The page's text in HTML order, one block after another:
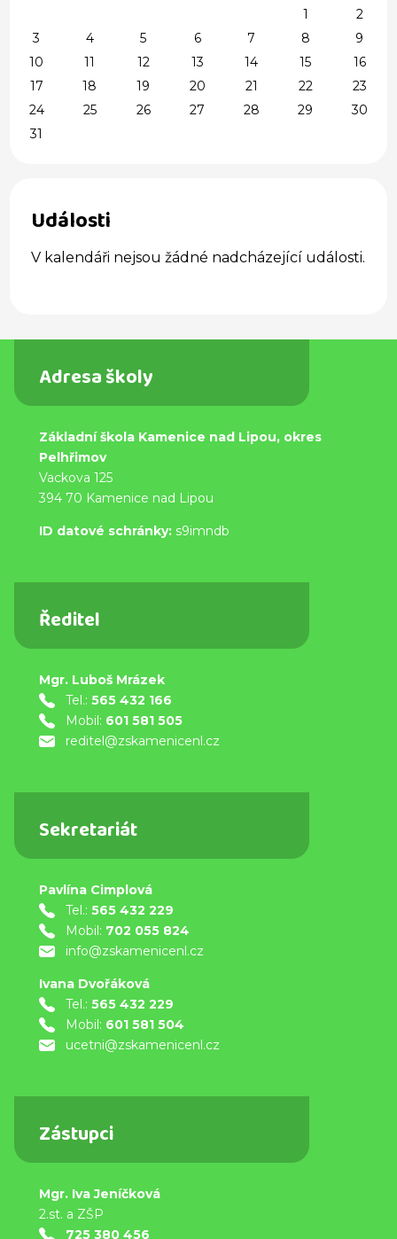
1
2
3
4 5 6 7 8
9
10
11 12 13 14 15
16
17
18 19 20 21 22
23
24
25 26 27 28 29
30
31
Události
V kalendáři nejsou žádné nadcházející události.
Adresa školy
Základní škola Kamenice nad Lipou, okres
Pelhřimov
Vackova 125
394 70 Kamenice nad Lipou
ID datové schránky: s9imndb
Ředitel
Mgr. Luboš Mrázek
Tel.: 565 432 166
Mobil: 601 581 505
reditel@zskamenicenl.cz
Sekretariát
Pavlína Cimplová
Tel.: 565 432 229
Mobil: 702 055 824
info@zskamenicenl.cz
Ivana Dvořáková
Tel.: 565 432 229
Mobil: 601 581 504
ucetni@zskamenicenl.cz
Zástupci
Mgr. Iva Jeníčková
2.st. a ZŠP
725 380 456